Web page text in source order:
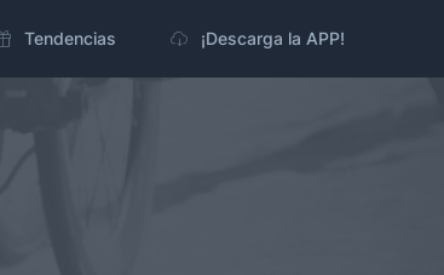
Tendencias ¡Descarga la APP!